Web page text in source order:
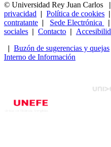
© Universidad Rey Juan Carlos
|
privacidad | Política de cookies |
contratante | Sede Electrónica |
sociales | Contacto |
| Buzón de sugerencias y quejas
Interno de Información